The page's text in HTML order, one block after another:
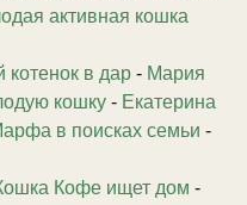
активная кошка
котенок в дар - Мария
кошку - Екатерина
в поисках семьи -
Кофе ищет дом -